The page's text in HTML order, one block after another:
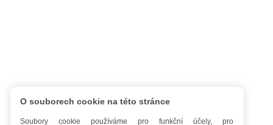
O souborech cookie na této stránce
Soubory cookie používáme pro funkční účely, pro